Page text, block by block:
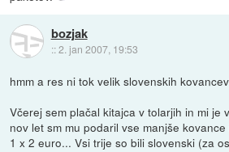
bozjak
::2. jan 2007, 19:53
hmm a res ni tok velik slovenskih
Včerej sem plačal kitajca v tolarjih in mi je
nov let sm mu podaril vse manjše
1 x 2 euro... Vsi trije so bili slovenski (za